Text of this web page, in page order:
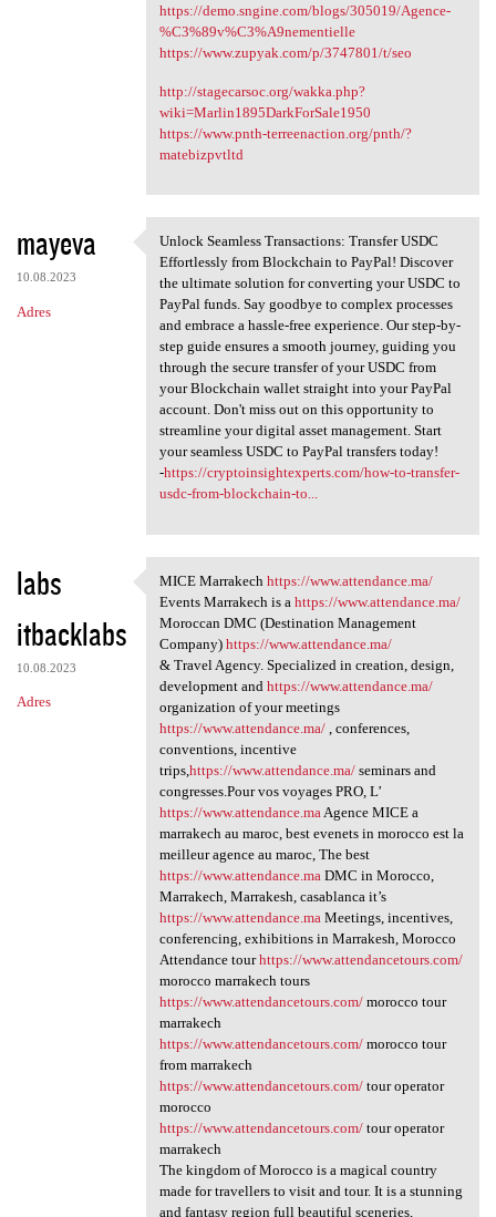
https://demo.sngine.com/blogs/305019/Agence-
%C3%89v%C3%A9nementielle
https://www.zupyak.com/p/3747801/t/seo
http://stagecarsoc.org/wakka.php?
wiki=Marlin1895DarkForSale1950
https://www.pnth-terreenaction.org/pnth/?
matebizpvtltd
mayeva
10.08.2023
Adres
Unlock Seamless Transactions:
Unlock Seamless Transactions: Transfer USDC
Effortlessly from Blockchain to PayPal! Discover
the ultimate solution for converting your USDC to
PayPal funds. Say goodbye to complex processes
and embrace a hassle-free experience. Our step-by-
step guide ensures a smooth journey, guiding you
through the secure transfer of your USDC from
your Blockchain wallet straight into your PayPal
account. Don't miss out on this opportunity to
streamline your digital asset management. Start
your seamless USDC to PayPal transfers today!
-https://cryptoinsightexperts.com/how-to-transfer-
usdc-from-blockchain-to...
labs
itbacklabs
10.08.2023
Adres
MICE Marrakech https://www
MICE Marrakech https://www.attendance.ma/
Events Marrakech is a https://www.attendance.ma/
Moroccan DMC (Destination Management
Company) https://www.attendance.ma/
& Travel Agency. Specialized in creation, design,
development and https://www.attendance.ma/
organization of your meetings
https://www.attendance.ma/, conferences,
conventions, incentive
trips, https://www.attendance.ma/seminars and
congresses.Pour vos voyages PRO, L’
https://www.attendance.ma Agence MICE a
marrakech au maroc, best evenets in morocco est la
meilleur agence au maroc, The best
https://www.attendance.ma DMC in Morocco,
Marrakech, Marrakesh, casablanca it’s
https://www.attendance.ma Meetings, incentives,
conferencing, exhibitions in Marrakesh, Morocco
Attendance tourhttps://www.attendancetours.com/
morocco marrakech tours
https://www.attendancetours.com/morocco tour
marrakech
https://www.attendancetours.com/morocco tour
from marrakech
https://www.attendancetours.com/tour operator
morocco
https://www.attendancetours.com/tour operator
marrakech
The kingdom of Morocco is a magical country
made for travellers to visit and tour. It is a stunning
and fantasy region full beautiful sceneries,